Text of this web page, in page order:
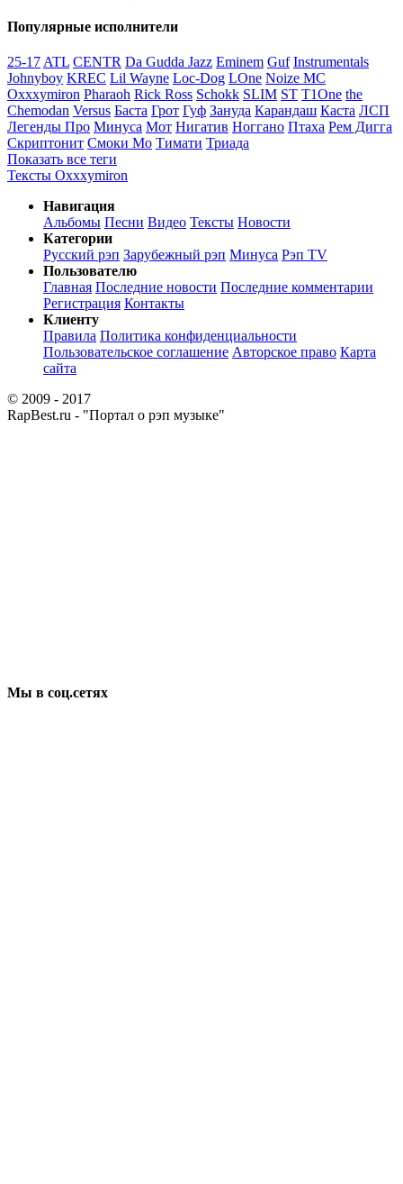
Популярные исполнители
25-17 ATL CENTR Da Gudda Jazz Eminem Guf Instrumentals
Johnyboy KREC Lil Wayne Loc-Dog LOne Noize MC
Oxxxymiron Pharaoh Rick Ross Schokk SLIM ST T1One the
Chemodan Versus Баста Грот Гуф Зануда Карандаш Каста ЛСП
Легенды Про Минуса Мот Нигатив Ноггано Птаха Рем Дигга
Скриптонит Смоки Мо Тимати Триада
Показать все теги
Тексты Oxxxymiron
Навигация
Альбомы Песни Видео Тексты Новости
Категории
Русский рэп Зарубежный рэп Минуса Рэп TV
Пользователю
Главная Последние новости Последние комментарии
Регистрация Контакты
Клиенту
Правила Политика конфиденциальности
Пользовательское соглашение Авторское право Карта
сайта
© 2009 - 2017
RapBest.ru - "Портал о рэп музыке"
Мы в соц.сетях